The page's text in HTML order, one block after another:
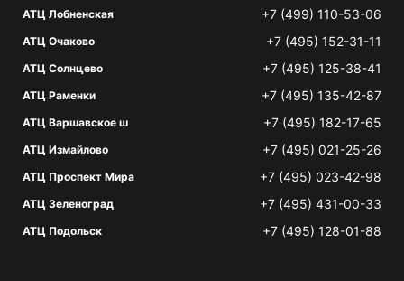
АТЦ Лобненская +7 (499) 110-53-06
АТЦ Очаково +7 (495) 152-31-11
АТЦ Солнцево +7 (495) 125-38-41
АТЦ Раменки +7 (495) 135-42-87
АТЦ Варшавское ш +7 (495) 182-17-65
АТЦ Измайлово +7 (495) 021-25-26
АТЦ Проспект Мира +7 (495) 023-42-98
АТЦ Зеленоград +7 (495) 431-00-33
АТЦ Подольск +7 (495) 128-01-88